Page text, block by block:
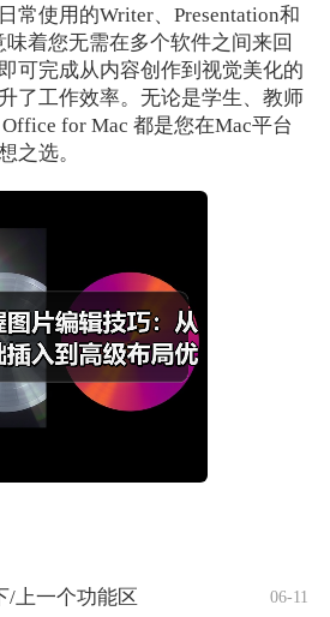
常使用的Writer、Presentation和
味着您无需在多个软件之间来回
可完成从内容创作到视觉美化的
了工作效率。无论是学生、教师
for Mac 都是您在Mac平台
之选。
/上一个功能区 06-11